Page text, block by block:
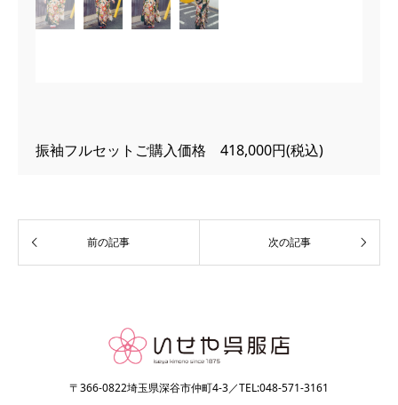
振袖フルセットご購入価格 418,000円(税込)
〒366-0822埼玉県深谷市仲町4-3／TEL:048-571-3161